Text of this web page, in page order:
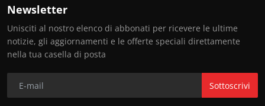
Newsletter
Unisciti al nostro elenco di abbonati per ricevere le ultime
notizie, gli aggiornamenti e le offerte speciali direttamente
nella tua casella di posta
Sottoscrivi